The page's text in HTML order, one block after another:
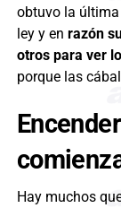
obtuvo la
ley y en razón
otros para ver
porque las
Hay muchos